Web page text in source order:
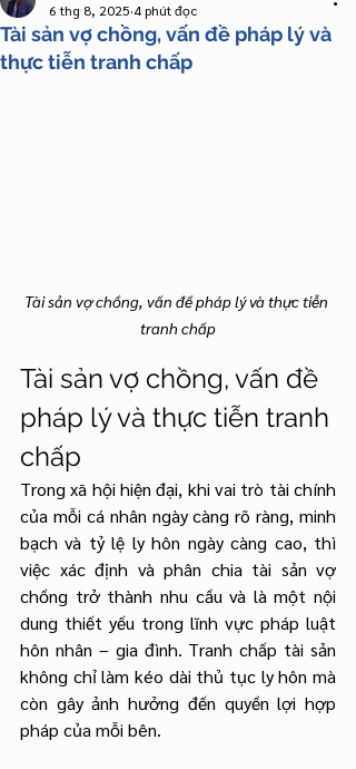
Tài sản vợ chồng, vấn đề pháp lý và
thực tiễn tranh chấp
6 thg 8, 2025 4 phút đọc
Tài sản vợ chồng, vấn đề pháp lý và thực tiễn
tranh chấp
Tài sản vợ chồng, vấn đề
pháp lý và thực tiễn tranh
chấp
Trong xã hội hiện đại, khi vai trò tài chính
của mỗi cá nhân ngày càng rõ ràng, minh
bạch và tỷ lệ ly hôn ngày càng cao, thì
việc xác định và phân chia tài sản vợ
chồng trở thành nhu cầu và là một nội
dung thiết yếu trong lĩnh vực pháp luật
hôn nhân – gia đình. Tranh chấp tài sản
không chỉ làm kéo dài thủ tục ly hôn mà
còn gây ảnh hưởng đến quyền lợi hợp
pháp của mỗi bên.